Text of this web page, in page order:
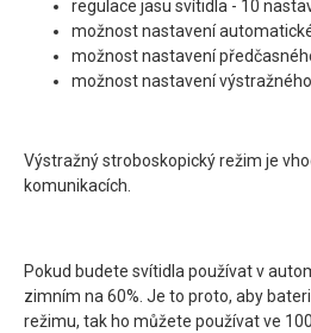
regulace jasu svítidla - 10
možnost nastavení
možnost nastavení
možnost nastavení
Výstražný stroboskopický režim je
komunikacích.
Pokud budete svítidla používat v
zimním na 60%. Je to proto, aby
režimu, tak ho můžete používat ve